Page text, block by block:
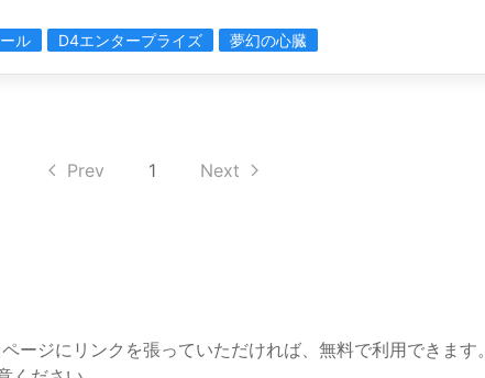
ル D4エンタープライズ 夢幻の心臓
Prev 1 Next
ージにリンクを張っていただければ、無料で利用できます。